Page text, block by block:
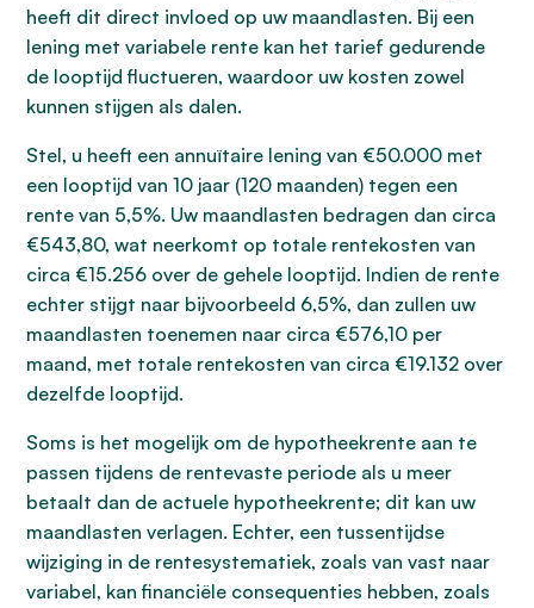
heeft dit direct invloed op uw maandlasten. Bij een
lening met variabele rente kan het tarief gedurende
de looptijd fluctueren, waardoor uw kosten zowel
kunnen stijgen als dalen.
Stel, u heeft een annuïtaire lening van €50.000 met
een looptijd van 10 jaar (120 maanden) tegen een
rente van 5,5%. Uw maandlasten bedragen dan circa
€543,80, wat neerkomt op totale rentekosten van
circa €15.256 over de gehele looptijd. Indien de rente
echter stijgt naar bijvoorbeeld 6,5%, dan zullen uw
maandlasten toenemen naar circa €576,10 per
maand, met totale rentekosten van circa €19.132 over
dezelfde looptijd.
Soms is het mogelijk om de hypotheekrente aan te
passen tijdens de rentevaste periode als u meer
betaalt dan de actuele hypotheekrente; dit kan uw
maandlasten verlagen. Echter, een tussentijdse
wijziging in de rentesystematiek, zoals van vast naar
variabel, kan financiële consequenties hebben, zoals